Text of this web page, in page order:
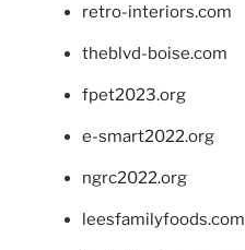
retro-interiors.com
theblvd-boise.com
fpet2023.org
e-smart2022.org
ngrc2022.org
leesfamilyfoods.com